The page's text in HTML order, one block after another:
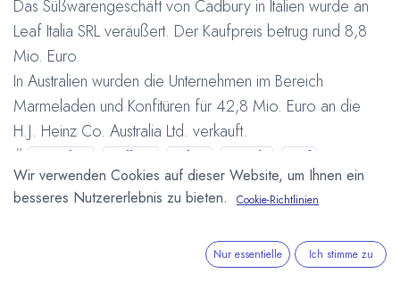
Das Süßwarengeschäft von Cadbury in Italien wurde an
Leaf Italia SRL veräußert. Der Kaufpreis betrug rund 8,8
Mio. Euro.
In Australien wurden die Unternehmen im Bereich
Marmeladen und Konfitüren für 42,8 Mio. Euro an die
H.J. Heinz Co. Australia Ltd. verkauft.
# Australien Cadbury Italien Kanada
Leaf
Übernahme / Verkauf / Kauf
Arne Homborg 6. Juni 2007
Wir verwenden Cookies auf dieser Website, um Ihnen ein
besseres Nutzererlebnis zu bieten.
Cookie-Richtlinien
Nur essentielle Ich stimme zu